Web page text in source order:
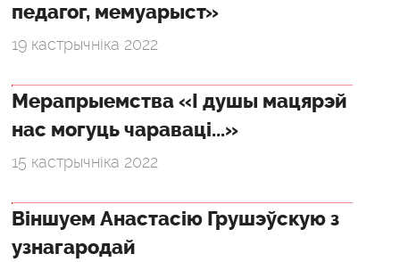
педагог, мемуарыст»
19 кастрычніка 2022
Мерапрыемства «І душы мацярэй
нас могуць чараваці...»
15 кастрычніка 2022
Віншуем Анастасію Грушэўскую з
узнагародай